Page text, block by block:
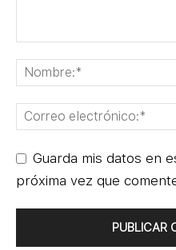
Guarda mis datos en
próxima vez que